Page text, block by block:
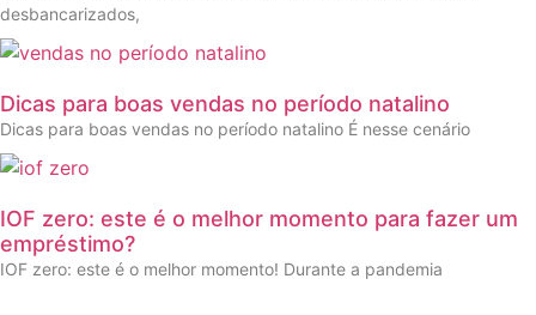
desbancarizados,
Dicas para boas vendas no período natalino
Dicas para boas vendas no período natalino É nesse cenário
IOF zero: este é o melhor momento para fazer um
empréstimo?
IOF zero: este é o melhor momento! Durante a pandemia